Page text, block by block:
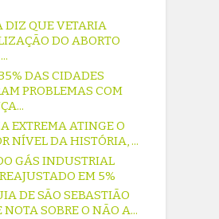
DIZ QUE VETARIA
DO ABORTO
DAS CIDADES
PROBLEMAS COM
EXTREMA ATINGE O
NÍVEL DA HISTÓRIA, ...
GÁS INDUSTRIAL
EM 5%
DE SÃO SEBASTIÃO
NOTA SOBRE O NÃO A...